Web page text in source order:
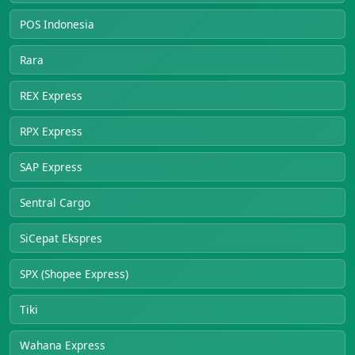
POS Indonesia
Rara
REX Express
RPX Express
SAP Express
Sentral Cargo
SiCepat Ekspres
SPX (Shopee Express)
Tiki
Wahana Express